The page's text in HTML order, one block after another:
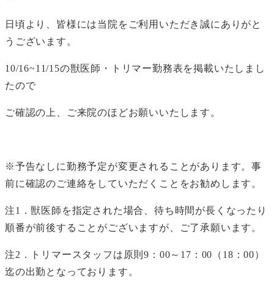
日頃より、皆様には当院をご利用いただき誠にありがと
うございます。
10/16~11/15の獣医師・トリマー勤務表を掲載いたしまし
たので
ご確認の上、ご来院のほどお願いいたします。
※予告なしに勤務予定が変更されることがあります。事
前に確認のご連絡をしていただくことをお勧めします。
注1．獣医師を指定された場合、待ち時間が長くなったり
順番が前後することがございますが、ご了承願います。
注2．トリマースタッフは原則9：00～17：00（18：00）
迄の出勤となっております。